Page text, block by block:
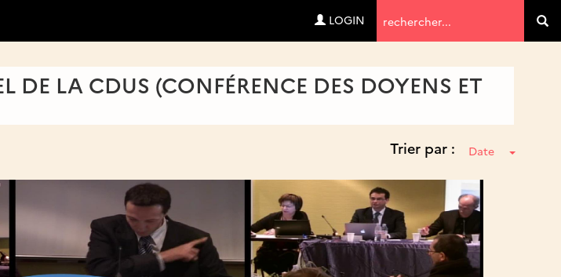
de
recherche
LOGIN
LA CDUS (CONFÉRENCE DES DOYENS ET
Trier par : Date